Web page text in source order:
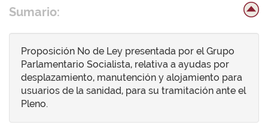
Sumario:
Proposición No de Ley presentada por el Grupo
Parlamentario Socialista, relativa a ayudas por
desplazamiento, manutención y alojamiento para
usuarios de la sanidad, para su tramitación ante el
Pleno.